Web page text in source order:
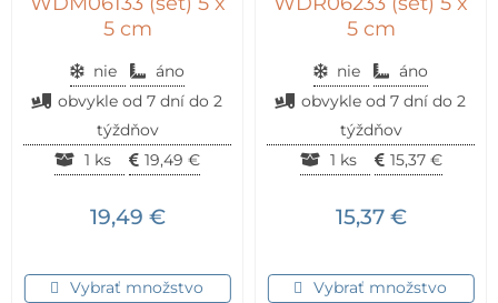
5 cm
nie
áno
obvykle od 7 dní do 2
týždňov
1 ks
19,49 €
19,49 €
Vybrať množstvo
5 cm
nie
áno
obvykle od 7 dní do 2
týždňov
1 ks
15,37 €
15,37 €
Vybrať množstvo